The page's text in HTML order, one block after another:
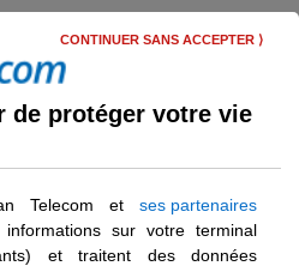
ligne
sur
de ma ligne
de protéger votre vie
Telecom et ses partenaires
sur votre terminal
et traitent des données
CONTINUER SANS ACCEPTER ⟩